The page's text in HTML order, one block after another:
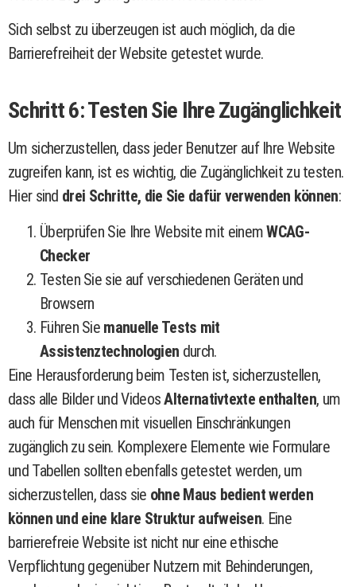
Sich selbst zu überzeugen ist auch möglich, da die
Barrierefreiheit der Website getestet wurde.
Schritt 6: Testen Sie Ihre Zugänglichkeit
Um sicherzustellen, dass jeder Benutzer auf Ihre Website
zugreifen kann, ist es wichtig, die Zugänglichkeit zu testen.
Hier sind drei Schritte, die Sie dafür verwenden können:
Überprüfen Sie Ihre Website mit einemWCAG-
Checker
Testen Sie sie auf verschiedenen Geräten und
Browsern
Führen Sie manuelle Tests mit
Assistenztechnologien durch.
Eine Herausforderung beim Testen ist, sicherzustellen,
dass alle Bilder und VideosAlternativtexte enthalten, um
auch für Menschen mit visuellen Einschränkungen
zugänglich zu sein. Komplexere Elemente wie Formulare
und Tabellen sollten ebenfalls getestet werden, um
sicherzustellen, dass sie ohne Maus bedient werden
können und eine klare Struktur aufweisen. Eine
barrierefreie Website ist nicht nur eine ethische
Verpflichtung gegenüber Nutzern mit Behinderungen,